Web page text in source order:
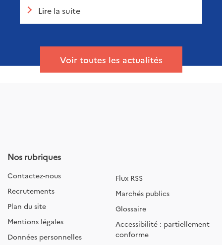
Lire la suite
Voir toutes les actualités
Nos rubriques
Contactez-nous
Recrutements
Plan du site
Mentions légales
Données personnelles
Flux RSS
Marchés publics
Glossaire
Accessibilité : partiellement
conforme